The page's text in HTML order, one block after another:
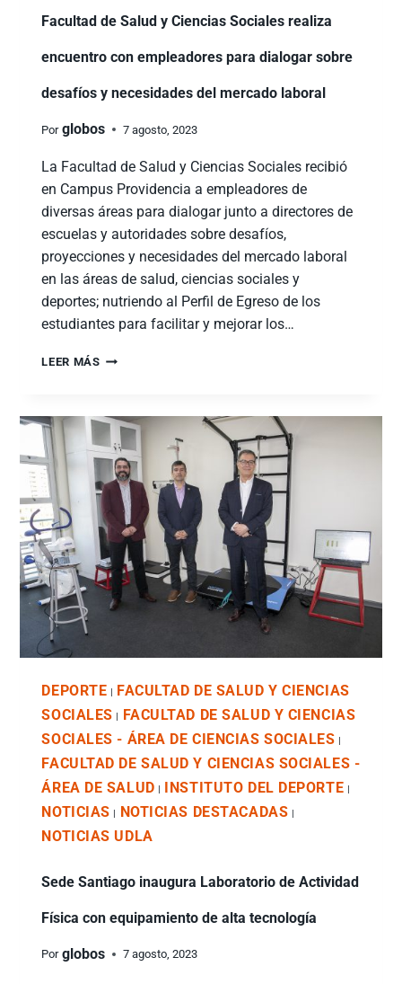
Facultad de Salud y Ciencias Sociales realiza
encuentro con empleadores para dialogar sobre
desafíos y necesidades del mercado laboral
Por globos 7 agosto, 2023
La Facultad de Salud y Ciencias Sociales recibió
en Campus Providencia a empleadores de
diversas áreas para dialogar junto a directores de
escuelas y autoridades sobre desafíos,
proyecciones y necesidades del mercado laboral
en las áreas de salud, ciencias sociales y
deportes; nutriendo al Perfil de Egreso de los
estudiantes para facilitar y mejorar los…
LEER MÁS
DEPORTE | FACULTAD DE SALUD Y CIENCIAS
SOCIALES | FACULTAD DE SALUD Y CIENCIAS
SOCIALES - ÁREA DE CIENCIAS SOCIALES |
FACULTAD DE SALUD Y CIENCIAS SOCIALES -
ÁREA DE SALUD | INSTITUTO DEL DEPORTE |
NOTICIAS | NOTICIAS DESTACADAS |
NOTICIAS UDLA
Sede Santiago inaugura Laboratorio de Actividad
Física con equipamiento de alta tecnología
Por globos 7 agosto, 2023